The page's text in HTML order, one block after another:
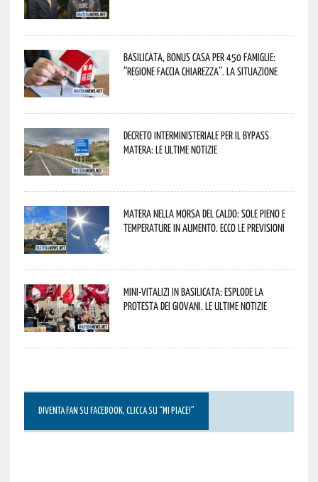
Basilicata, Bonus casa per 450 famiglie:
“Regione faccia chiarezza”. La situazione
Decreto interministeriale per il Bypass
Matera: le ultime notizie
Matera nella morsa del caldo: sole pieno e
temperature in aumento. Ecco le previsioni
Mini-vitalizi in Basilicata: esplode la
protesta dei giovani. Le ultime notizie
DIVENTA FAN SU FACEBOOK, CLICCA SU “MI PIACE!”